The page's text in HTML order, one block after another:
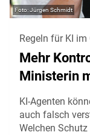
Jürgen Schmidt
Regeln für KI im
Mehr
Ministerin
KI-Agenten
auch falsch
Welchen